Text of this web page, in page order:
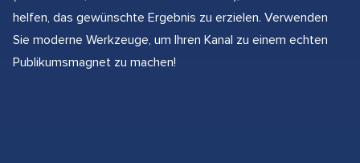
helfen, das gewünschte Ergebnis zu erzielen. Verwenden
Sie moderne Werkzeuge, um Ihren Kanal zu einem echten
Publikumsmagnet zu machen!